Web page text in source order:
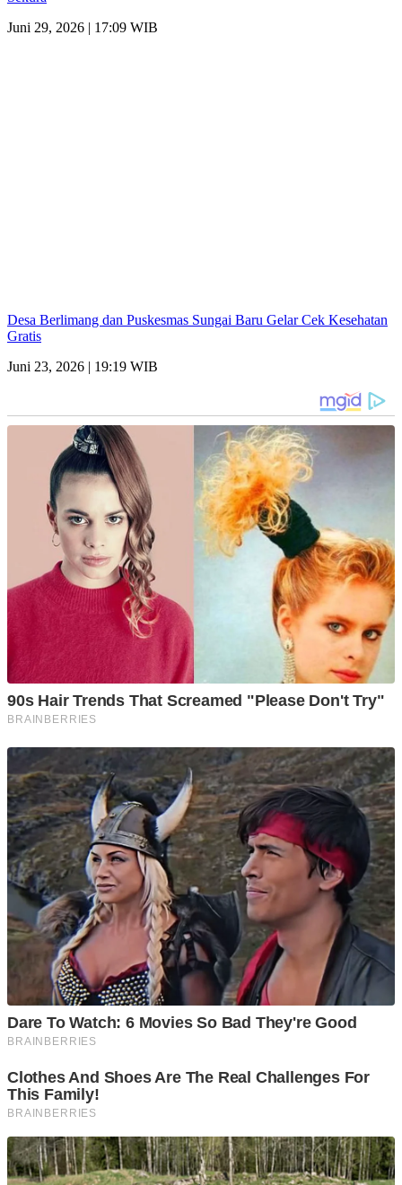
Juni 29, 2026 | 17:09 WIB
Desa Berlimang dan Puskesmas Sungai Baru Gelar Cek Kesehatan
Gratis
Juni 23, 2026 | 19:19 WIB